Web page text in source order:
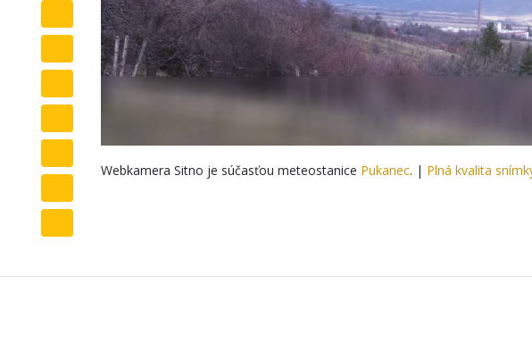
Webkamera Sitno je súčasťou meteostanice Pukanec. | Plná kvalita